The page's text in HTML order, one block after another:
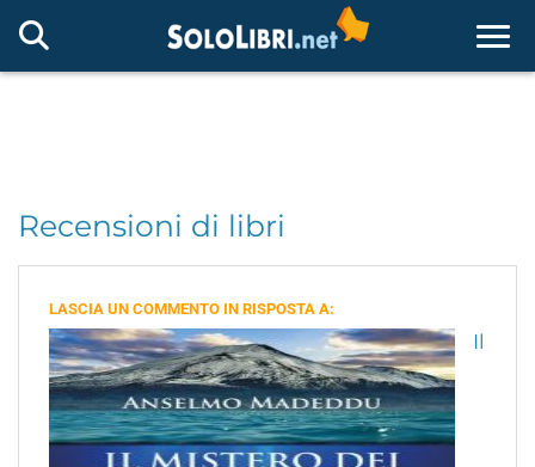
Recensioni di libri
LASCIA UN COMMENTO IN RISPOSTA A:
Il